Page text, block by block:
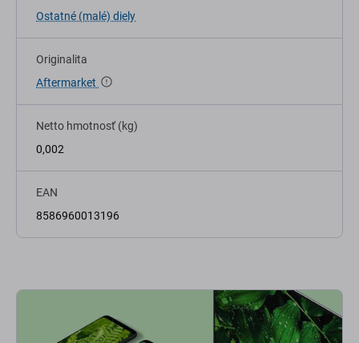
Ostatné (malé) diely
Originalita
Aftermarket
Netto hmotnosť (kg)
0,002
EAN
8586960013196